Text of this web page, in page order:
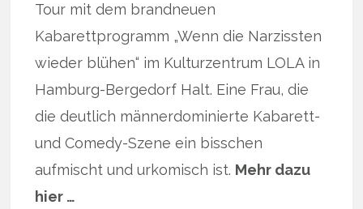
Tour mit dem brandneuen
Kabarettprogramm „Wenn die Narzissten
wieder blühen“ im Kulturzentrum LOLA in
Hamburg-Bergedorf Halt. Eine Frau, die
die deutlich männerdominierte Kabarett-
und Comedy-Szene ein bisschen
aufmischt und urkomisch ist. Mehr dazu
hier …